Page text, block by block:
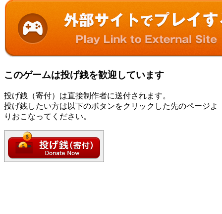
このゲームは投げ銭を歓迎しています
投げ銭（寄付）は直接制作者に送付されます。
投げ銭したい方は以下のボタンをクリックした先のページよ
りおこなってください。